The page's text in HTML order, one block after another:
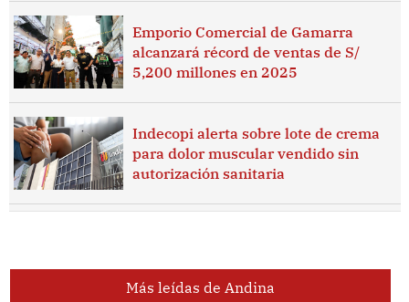
Emporio Comercial de Gamarra
alcanzará récord de ventas de S/
5,200 millones en 2025
Indecopi alerta sobre lote de crema
para dolor muscular vendido sin
autorización sanitaria
Más leídas de Andina